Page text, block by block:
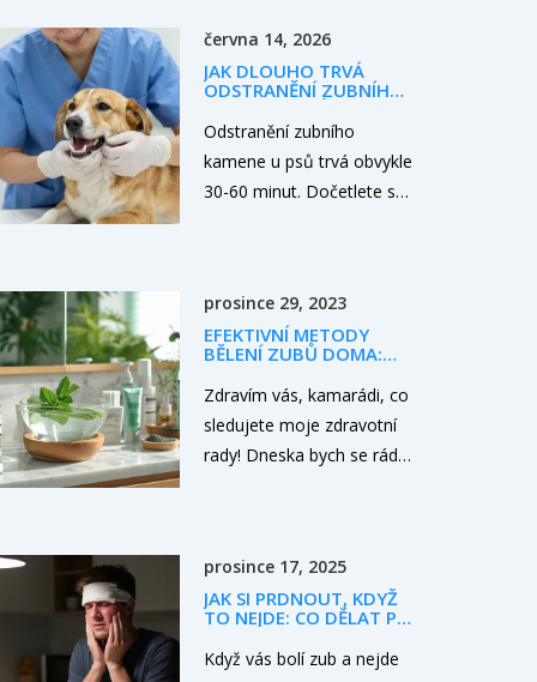
června 14, 2026
JAK DLOUHO TRVÁ
ODSTRANĚNÍ ZUBNÍHO
KOMPLETNÍ PRŮVODCE
Odstranění zubního
kamene u psů trvá obvykle
30-60 minut. Dočetlete se,
bezpečné čištění.
prosince 29, 2023
EFEKTIVNÍ METODY
BĚLENÍ ZUBŮ DOMA:
Zdravím vás, kamarádi, co
sledujete moje zdravotní
rady! Dneska bych se rád
léta jsem na cestách
zkoušel různé přípravky a
přírodní metody a zjistil
jsem, že některé jsou
prosince 17, 2025
JAK SI PRDNOUT, KDYŽ
TO NEJDE: CO DĚLAT PŘI
PRAZE
Když vás bolí zub a nejde